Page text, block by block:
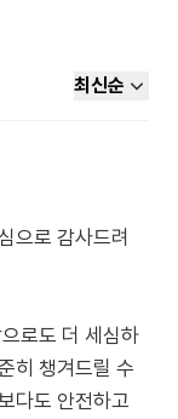
최신순
으로 감사드려
로도 더 세심하
히 챙겨드릴 수
다도 안전하고